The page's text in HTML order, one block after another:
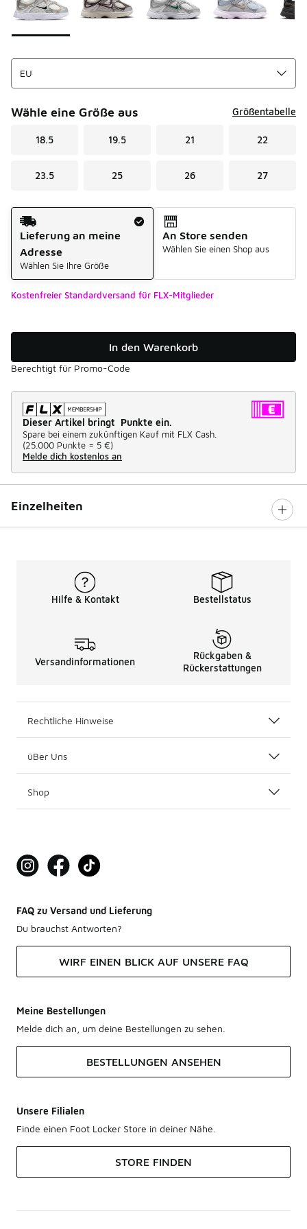
Wähle eine Größe aus Größentabelle
18.5 19.5 21 22
23.5 25 26 27
Versandart
Lieferung an meine
Adresse
Wählen Sie Ihre Größe
An Store senden
Wählen Sie einen Shop aus
Kostenfreier Standardversand für FLX-Mitglieder
In den Warenkorb
Berechtigt für Promo-Code
Dieser Artikel bringt Punkte ein.
Spare bei einem zukünftigen Kauf mit FLX Cash.
(25.000 Punkte = 5 €)
Melde dich kostenlos an
Einzelheiten
Hilfe & Kontakt Bestellstatus
Versandinformationen
Rückgaben &
Rückerstattungen
Rechtliche Hinweise
üBer Uns
Shop
FAQ zu Versand und Lieferung
Du brauchst Antworten?
WIRF EINEN BLICK AUF UNSERE FAQ
Meine Bestellungen
Melde dich an, um deine Bestellungen zu sehen.
BESTELLUNGEN ANSEHEN
Unsere Filialen
Finde einen Foot Locker Store in deiner Nähe.
STORE FINDEN